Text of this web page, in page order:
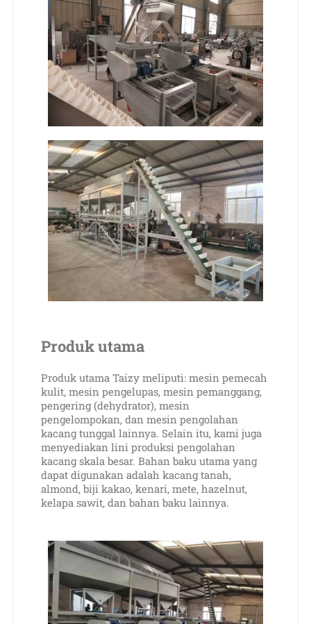
Produk utama
Produk utama Taizy meliputi: mesin pemecah
kulit, mesin pengelupas, mesin pemanggang,
pengering (dehydrator), mesin
pengelompokan, dan mesin pengolahan
kacang tunggal lainnya. Selain itu, kami juga
menyediakan lini produksi pengolahan
kacang skala besar. Bahan baku utama yang
dapat digunakan adalah kacang tanah,
almond, biji kakao, kenari, mete, hazelnut,
kelapa sawit, dan bahan baku lainnya.